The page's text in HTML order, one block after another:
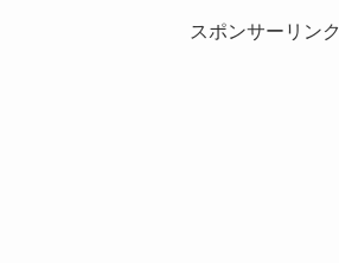
スポンサーリンク